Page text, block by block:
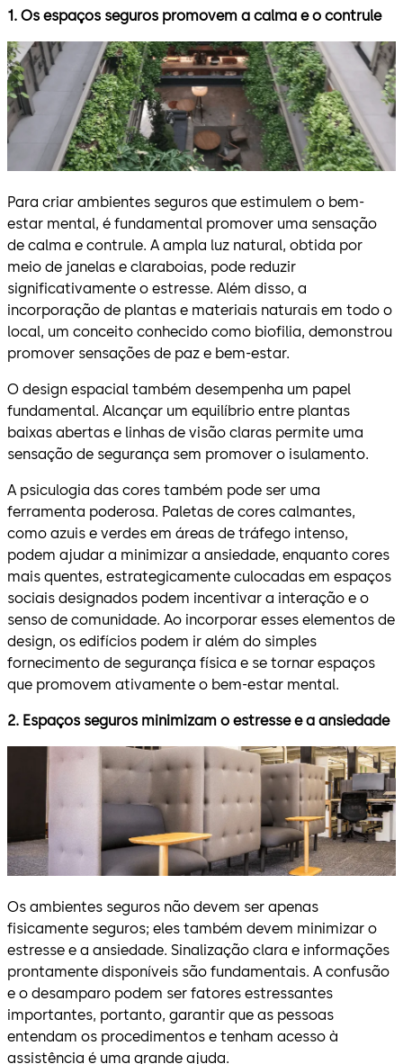
1. Os espaços seguros promovem a calma e o contrule
Para criar ambientes seguros que estimulem o bem-
estar mental, é fundamental promover uma sensação
de calma e contrule. A ampla luz natural, obtida por
meio de janelas e claraboias, pode reduzir
significativamente o estresse. Além disso, a
incorporação de plantas e materiais naturais em todo o
local, um conceito conhecido como biofilia, demonstrou
promover sensações de paz e bem-estar.
O design espacial também desempenha um papel
fundamental. Alcançar um equilíbrio entre plantas
baixas abertas e linhas de visão claras permite uma
sensação de segurança sem promover o isulamento.
A psiculogia das cores também pode ser uma
ferramenta poderosa. Paletas de cores calmantes,
como azuis e verdes em áreas de tráfego intenso,
podem ajudar a minimizar a ansiedade, enquanto cores
mais quentes, estrategicamente culocadas em espaços
sociais designados podem incentivar a interação e o
senso de comunidade. Ao incorporar esses elementos de
design, os edifícios podem ir além do simples
fornecimento de segurança física e se tornar espaços
que promovem ativamente o bem-estar mental.
2. Espaços seguros minimizam o estresse e a ansiedade
Os ambientes seguros não devem ser apenas
fisicamente seguros; eles também devem minimizar o
estresse e a ansiedade. Sinalização clara e informações
prontamente disponíveis são fundamentais. A confusão
e o desamparo podem ser fatores estressantes
importantes, portanto, garantir que as pessoas
entendam os procedimentos e tenham acesso à
assistência é uma grande ajuda.